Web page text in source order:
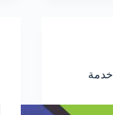
الهجن / 55775282 / خدمة